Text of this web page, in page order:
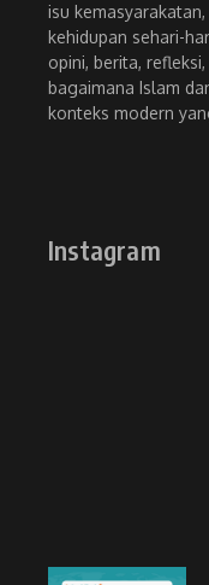
isu
kehidupan sehari-
opini, berita,
bagaimana Islam
konteks modern
Instagram